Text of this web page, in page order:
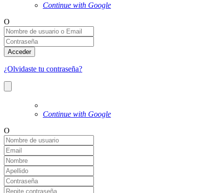
Continue with Google
O
Acceder
¿Olvidaste tu contraseña?
Continue with Google
O